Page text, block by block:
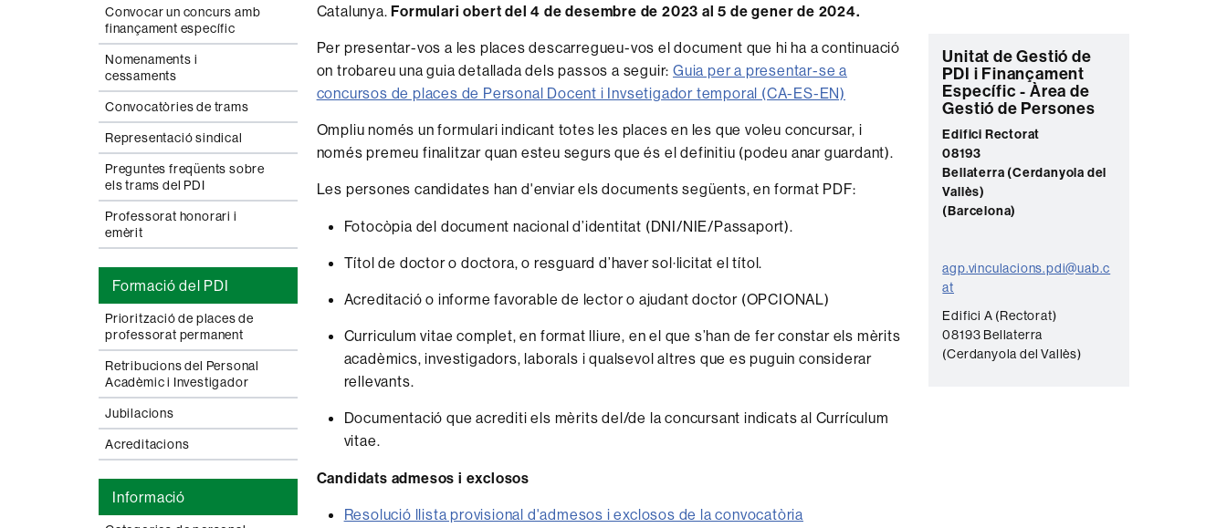
Convocar un concurs amb
finançament específic
Nomenaments i
cessaments
Convocatòries de trams
Representació sindical
Preguntes freqüents sobre
els trams del PDI
Professorat honorari i
emèrit
Formació del PDI
Priorització de places de
professorat permanent
Retribucions del Personal
Acadèmic i Investigador
Jubilacions
Acreditacions
Informació
Catalunya.Formulari obert del 4 de desembre de 2023 al 5 de gener de 2024.
Per presentar-vos a les places descarregueu-vos el document que hi ha a continuació
on trobareu una guia detallada dels passos a seguir: Guia per a presentar-se a
concursos de places de Personal Docent i Invsetigador temporal (CA-ES-EN)
Ompliu només un formulari indicant totes les places en les que voleu concursar, i
només premeu finalitzar quan esteu segurs que és el definitiu (podeu anar guardant).
Les persones candidates han d'enviar els documents següents, en format PDF:
Fotocòpia del document nacional d’identitat (DNI/NIE/Passaport).
Títol de doctor o doctora, o resguard d’haver sol·licitat el títol.
Acreditació o informe favorable de lector o ajudant doctor (OPCIONAL)
Curriculum vitae complet, en format lliure, en el que s’han de fer constar els mèrits
acadèmics, investigadors, laborals i qualsevol altres que es puguin considerar
rellevants.
Documentació que acrediti els mèrits del/de la concursant indicats al Currículum
vitae.
Candidats admesos i exclosos
Resolució llista provisional d'admesos i exclosos de la convocatòria
C
o
n
t
a
c
t
Unitat de Gestió de
PDI i Finançament
Específic - Àrea de
Gestió de Persones
Edifici Rectorat
08193
Bellaterra (Cerdanyola del
Vallès)
(Barcelona)
agp.vinculacions.pdi@uab.c
at
Edifici A (Rectorat)
08193 Bellaterra
(Cerdanyola del Vallès)